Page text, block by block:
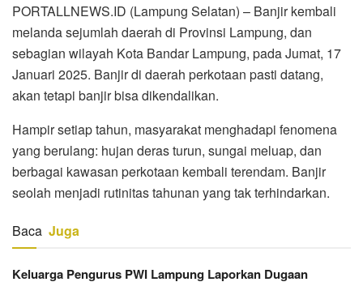
PORTALLNEWS.ID (Lampung Selatan) – Banjir kembali
melanda sejumlah daerah di Provinsi Lampung, dan
sebagian wilayah Kota Bandar Lampung, pada Jumat, 17
Januari 2025. Banjir di daerah perkotaan pasti datang,
akan tetapi banjir bisa dikendalikan.
Hampir setiap tahun, masyarakat menghadapi fenomena
yang berulang: hujan deras turun, sungai meluap, dan
berbagai kawasan perkotaan kembali terendam. Banjir
seolah menjadi rutinitas tahunan yang tak terhindarkan.
Baca Juga
Keluarga Pengurus PWI Lampung Laporkan Dugaan